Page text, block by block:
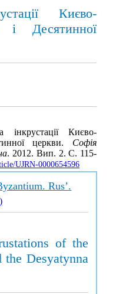
Києво-
і Десятинної
Києво-
церкви. Софія
. 2012. Вип. 2. С. 115-
UJRN-0000654596
Rus’.
)
of the
Desyatynna